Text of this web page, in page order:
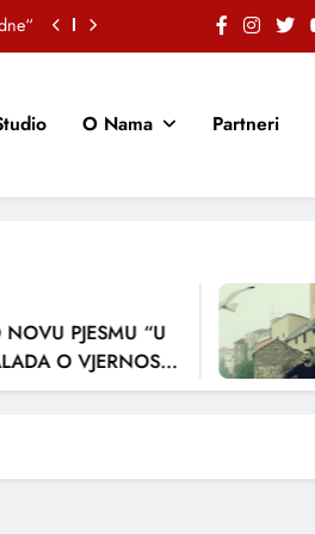
O Nama Partneri
PJESMU “U
O VJERNOSTI,